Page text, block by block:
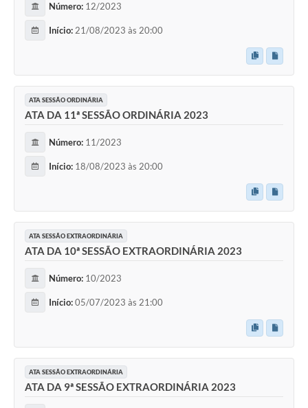
Legislaturas
Vereadores
Galeria de Presidentes
Diário Oficial
Galeria de Fotos
Contratos
Editais
Links
Telefones Úteis
A Prefeitura
SIC
Número: 12/2023
Início: 21/08/2023 às 20:00
ATA SESSÃO ORDINÁRIA
ATA DA 11ª SESSÃO ORDINÁRIA 2023
Número: 11/2023
Início: 18/08/2023 às 20:00
ATA SESSÃO EXTRAORDINÁRIA
ATA DA 10ª SESSÃO EXTRAORDINÁRIA 2023
Número: 10/2023
Início:05/07/2023 às 21:00
ATA SESSÃO EXTRAORDINÁRIA
ATA DA 9ª SESSÃO EXTRAORDINÁRIA 2023